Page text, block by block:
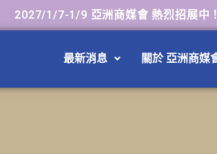
2027/1/7-1/9 亞洲商媒會 熱烈招展中
最新消息 關於 亞洲商媒